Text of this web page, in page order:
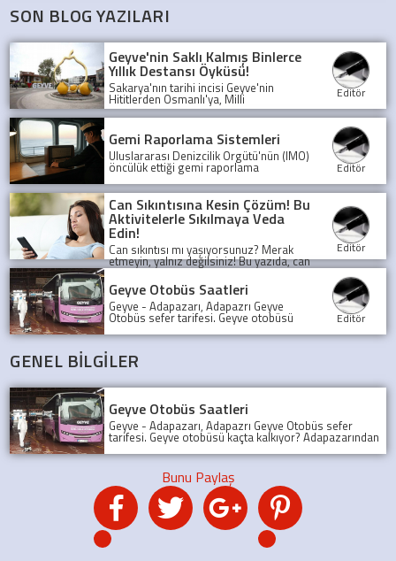
SON BLOG YAZILARI
Geyve'nin Saklı Kalmış Binlerce
Yıllık Destansı Öyküsü!
Sakarya'nın tarihi incisi Geyve'nin
Hititlerden Osmanlı'ya, Milli
Mücadele'den günümüze uzanan
şaşırtıcı öyküsünü keşfedin. Bu binlerce
yıllık medeniyet mozaiği sizi bekliyor!
Editör
Gemi Raporlama Sistemleri
Uluslararası Denizcilik Örgütü'nün (IMO)
öncülük ettiği gemi raporlama
sistemleri, denizlerde güvenliği ve
şeffaflığı artırarak, olası kazaları önlüyor
ve deniz trafiğini düzenliyor.
Editör
Can Sıkıntısına Kesin Çözüm! Bu
Aktivitelerle Sıkılmaya Veda
Edin!
Can sıkıntısı mı yaşıyorsunuz? Merak
etmeyin, yalnız değilsiniz! Bu yazıda, can
sıkıntısını yenmek için birbirinden
eğlenceli ve yaratıcı aktiviteleri
keşfedeceksiniz.
Editör
Geyve Otobüs Saatleri
Geyve - Adapazarı, Adapazrı Geyve
Otobüs sefer tarifesi. Geyve otobüsü
kaçta kalkıyor? Adapazarından son
Geyve Otobüsü, Sefer tarifesi, geyve
koop otobüs
Editör
GENEL BİLGİLER
Geyve Otobüs Saatleri
Geyve - Adapazarı, Adapazrı Geyve Otobüs sefer
tarifesi. Geyve otobüsü kaçta kalkıyor? Adapazarından
son Geyve Otobüsü, Sefer tarifesi, geyve koop otobüs